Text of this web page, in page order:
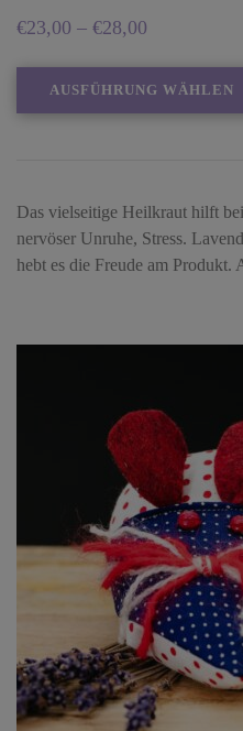
€23,00 – €28,00
AUSFÜHRUNG WÄHLEN
Das vielseitige Heilkraut hilft
nervöser Unruhe, Stress.
hebt es die Freude am